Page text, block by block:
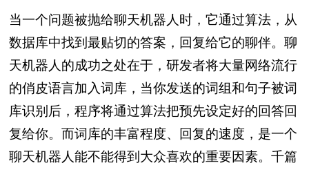
当一个问题被抛给聊天机器人时，它通过算法，从
数据库中找到最贴切的答案，回复给它的聊伴。聊
天机器人的成功之处在于，研发者将大量网络流行
的俏皮语言加入词库，当你发送的词组和句子被词
库识别后，程序将通过算法把预先设定好的回答回
复给你。而词库的丰富程度、回复的速度，是一个
聊天机器人能不能得到大众喜欢的重要因素。千篇